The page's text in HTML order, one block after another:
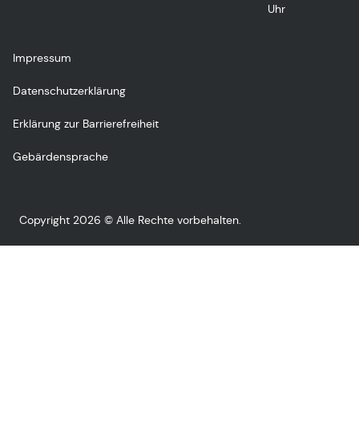
Uhr
Impressum
Datenschutzerklärung
Erklärung zur Barrierefreiheit
Gebärdensprache
Copyright 2026 © Alle Rechte vorbehalten.